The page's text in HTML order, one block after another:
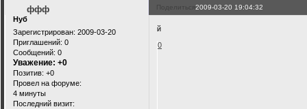
Поделиться2009-03-20 19:04:32
ффф
Нуб
Зарегистрирован: 2009-03-20
Приглашений: 0
Сообщений: 0
Уважение: +0
Позитив: +0
Провел на форуме:
4 минуты
Последний визит:
й
0